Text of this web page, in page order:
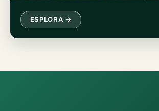
ESPLORA →